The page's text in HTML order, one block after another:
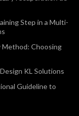
Step in a Multi-
Method: Choosing
KL Solutions
Guideline to